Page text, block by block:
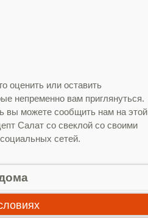
оценить или оставить
непременно вам приглянуться.
вы можете сообщить нам на этой
Салат со свеклой со своими
сетей.